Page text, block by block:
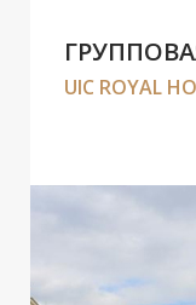
UIC ROYAL